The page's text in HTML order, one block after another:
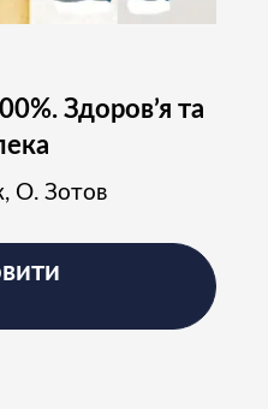
Здоров’я та
О. Зотов